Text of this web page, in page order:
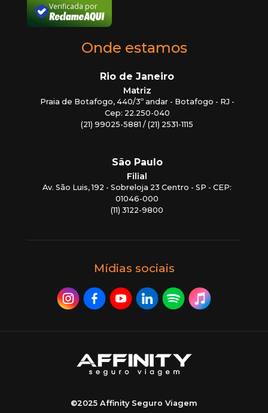
Verificada por
Onde estamos
Rio de Janeiro
Matriz
Praia de Botafogo, 440/3º andar - Botafogo - RJ -
Cep: 22.250-040
(21) 99025-5881 / (21) 2531-1115
São Paulo
Filial
Av. São Luis, 192 - Sobreloja 23 Centro - SP - CEP:
01046-000
(11) 3122-9800
Mídias sociais
©2025 Affinity Seguro Viagem